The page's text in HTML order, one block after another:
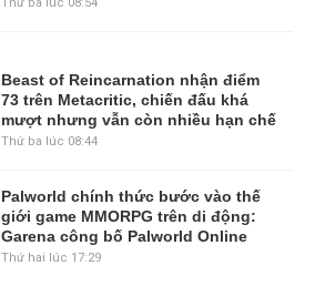
Beast of Reincarnation nhận điểm
73 trên Metacritic, chiến đấu khá
mượt nhưng vẫn còn nhiều hạn chế
Thứ ba lúc 08:44
Palworld chính thức bước vào thế
giới game MMORPG trên di động:
Garena công bố Palworld Online
Thứ hai lúc 17:29